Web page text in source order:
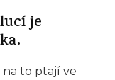
je
to ptají ve